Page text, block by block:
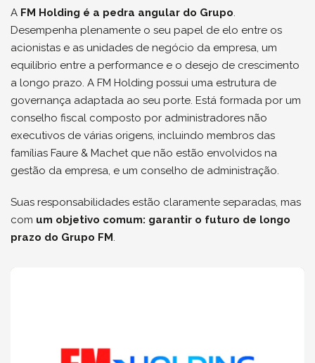
A FM Holding é a pedra angular do Grupo
Desempenha plenamente o seu papel de elo entre os
acionistas e as unidades de negócio da empresa, um
equilíbrio entre a performance e o desejo de crescimento
a longo prazo. A FM Holding possui uma estrutura de
governança adaptada ao seu porte. Está formada por um
conselho fiscal composto por administradores não
executivos de várias origens, incluindo membros das
famílias Faure & Machet que não estão envolvidos na
gestão da empresa, e um conselho de administração.
Suas responsabilidades estão claramente separadas, mas
com um objetivo comum: garantir o futuro de longo
prazo do Grupo FM